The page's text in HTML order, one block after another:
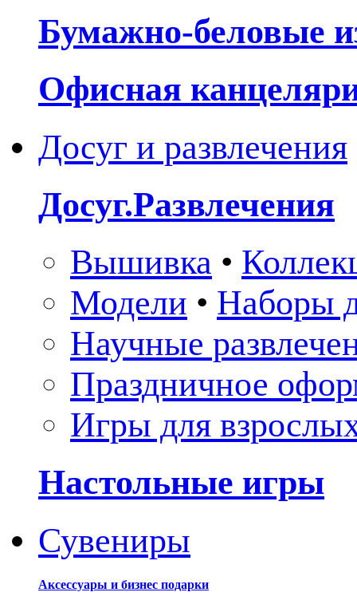
Бумажно-беловые
Офисная
Досуг и развлечения
Досуг.Развлечения
Вышивка •
Модели • Наборы
Научные
Праздничное
Игры для
Настольные игры
Сувениры
Аксессуары и бизнес подарки